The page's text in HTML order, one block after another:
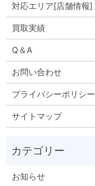
対応エリア[店舗情報]
買取実績
Q＆A
お問い合わせ
プライバシーポリシー
サイトマップ
お知らせ